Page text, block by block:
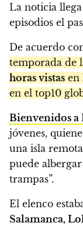
La noticia
episodios el
De acuerdo
temporada de
horas vistas en
en el top10
Bienvenidos a
jóvenes,
una isla
puede
trampas”.
El elenco
Salamanca,